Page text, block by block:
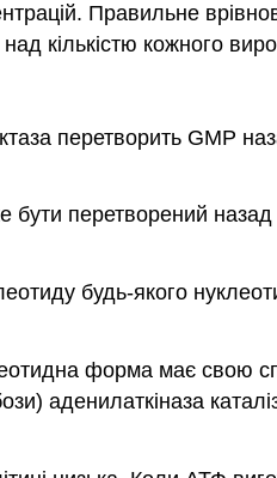
Правильне
кількістю кожного
перетворить GMP
бути перетворений
будь-якого
форма має свою
аденилаткіназа